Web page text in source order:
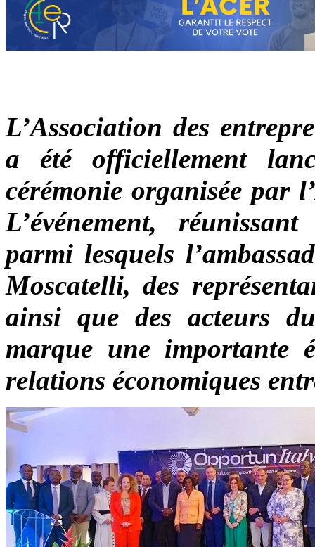
L’Association des
a été officiellement
cérémonie organisée par
L’événement,
parmi lesquels
Moscatelli, des
ainsi que des acteurs
marque une importante
relations économiques